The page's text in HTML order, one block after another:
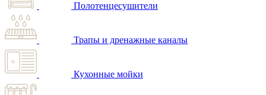
Полотенцесушители
Трапы и дренажные каналы
Кухонные мойки